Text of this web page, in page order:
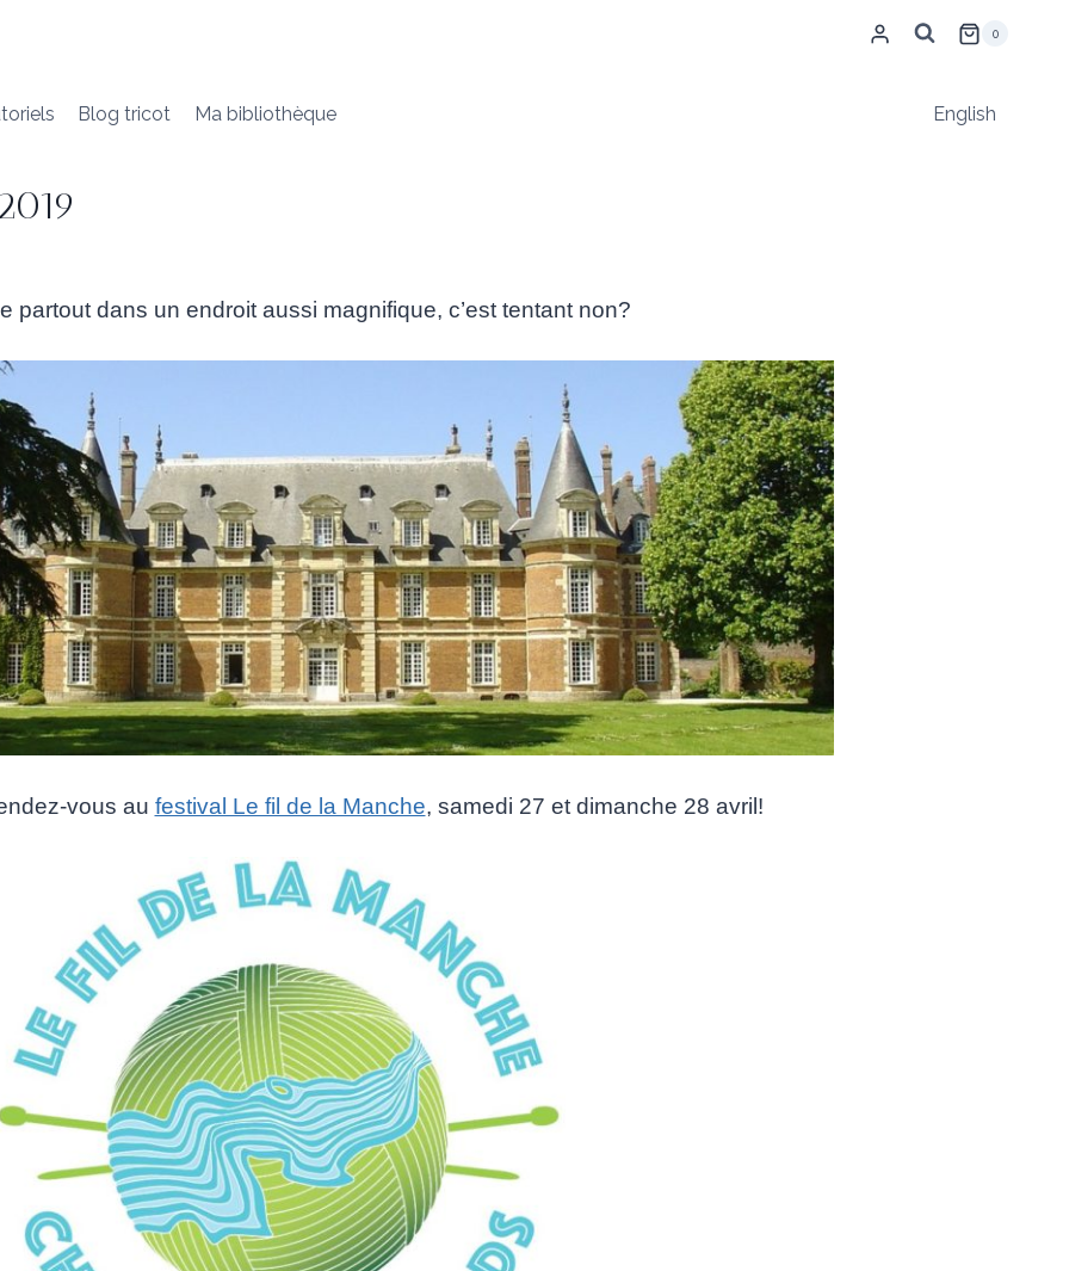
0
Blog tricot Ma bibliothèque English
partout dans un endroit aussi magnifique, c’est tentant non?
vous au festival Le fil de la Manche, samedi 27 et dimanche 28 avril!